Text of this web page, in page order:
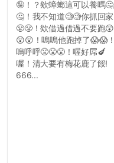
🤪！？欸蟑螂這可以養嗎🤔
🤔！我不知道🧐🧐你抓回家
😤😤！欸借過借過不要跑😲
😲😲！嗚嗚他跑掉了😱😱！
嗚呼呼😤😤😤！喔好屌🍆
喔！清大要有梅花鹿了餒!
666...